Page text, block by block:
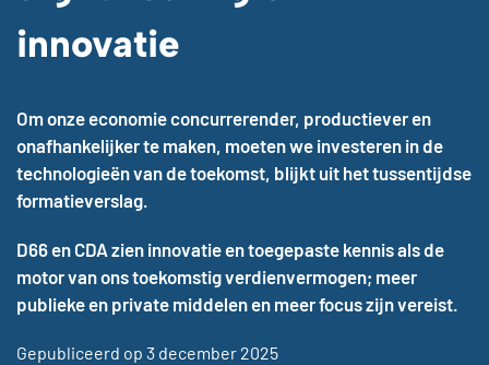
innovatie
Om onze economie concurrerender, productiever en
onafhankelijker te maken, moeten we investeren in de
technologieën van de toekomst, blijkt uit het tussentijdse
formatieverslag.
D66 en CDA zien innovatie en toegepaste kennis als de
motor van ons toekomstig verdienvermogen; meer
publieke en private middelen en meer focus zijn vereist.
Gepubliceerd op 3 december 2025